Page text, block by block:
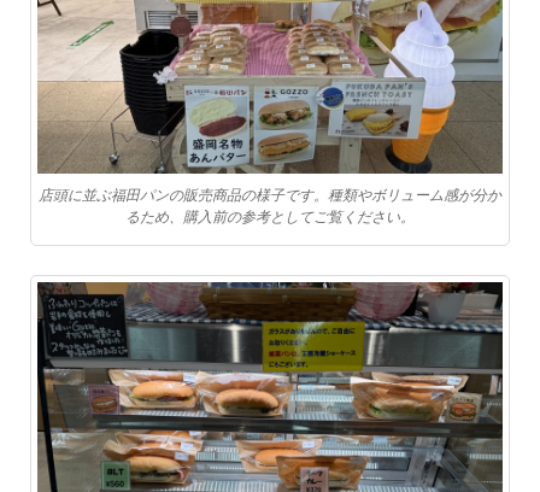
店頭に並ぶ福田パンの販売商品の様子です。種類やボリューム感が分か
るため、購入前の参考としてご覧ください。